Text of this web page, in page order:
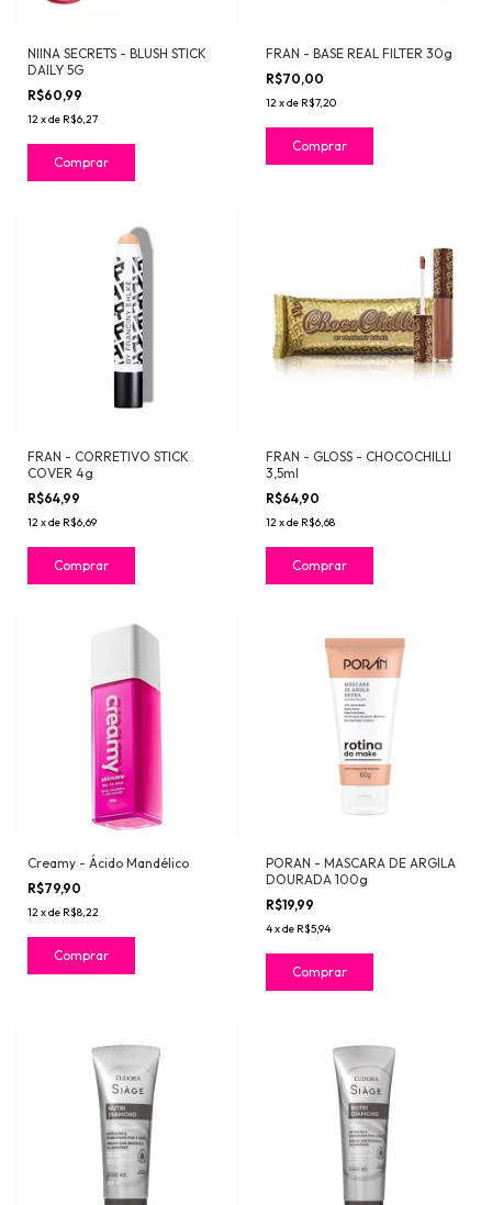
NIINA SECRETS - BLUSH STICK
DAILY 5G
R$60,99
12xde R$6,27
Comprar
FRAN - BASE REAL FILTER 30g
R$70,00
12xde R$7,20
Comprar
FRAN - CORRETIVO STICK
COVER 4g
R$64,99
12xde R$6,69
Comprar
FRAN - GLOSS - CHOCOCHILLI
3,5ml
R$64,90
12xde R$6,68
Creamy - Ácido Mandélico
R$79,90
12xde R$8,22
PORAN - MASCARA DE ARGILA
DOURADA 100g
R$19,99
4xde R$5,94